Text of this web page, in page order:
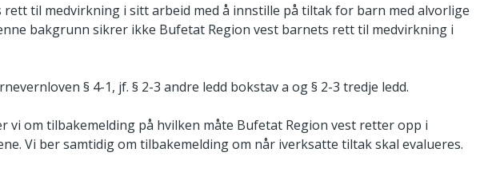
til medvirkning i sitt arbeid med å innstille på tiltak for barn med alvorlige
bakgrunn sikrer ikke Bufetat Region vest barnets rett til medvirkning i
§ 4-1, jf. § 2-3 andre ledd bokstav a og § 2-3 tredje ledd.
vi om tilbakemelding på hvilken måte Bufetat Region vest retter opp i
Vi ber samtidig om tilbakemelding om når iverksatte tiltak skal evalueres.